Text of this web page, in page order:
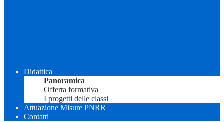
Didattica
Panoramica
Offerta formativa
I progetti delle classi
Attuazione Misure PNRR
Contatti